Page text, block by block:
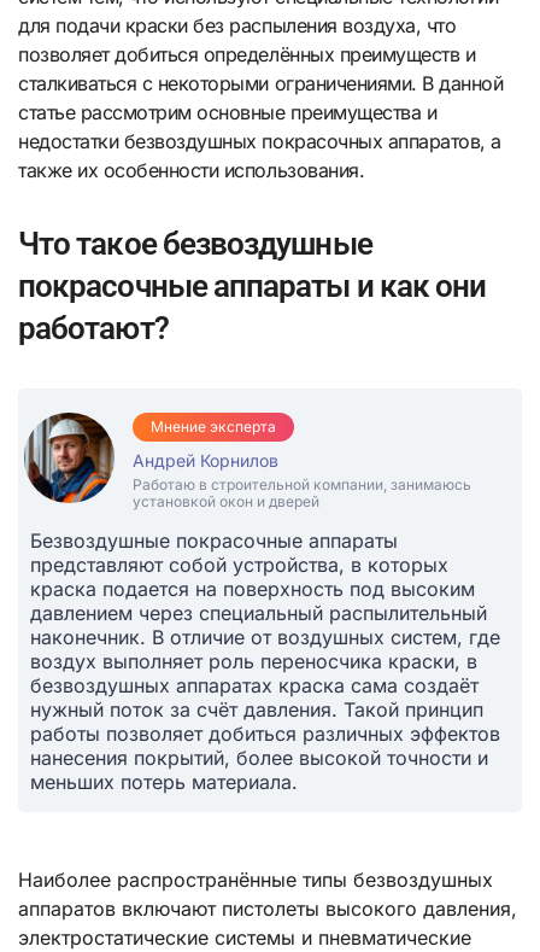
для подачи краски без распыления воздуха, что
позволяет добиться определённых преимуществ и
сталкиваться с некоторыми ограничениями. В данной
статье рассмотрим основные преимущества и
недостатки безвоздушных покрасочных аппаратов, а
также их особенности использования.
Что такое безвоздушные
покрасочные аппараты и как они
работают?
Мнение эксперта
Андрей Корнилов
Работаю в строительной компании, занимаюсь
установкой окон и дверей
Безвоздушные покрасочные аппараты
представляют собой устройства, в которых
краска подается на поверхность под высоким
давлением через специальный распылительный
наконечник. В отличие от воздушных систем, где
воздух выполняет роль переносчика краски, в
безвоздушных аппаратах краска сама создаёт
нужный поток за счёт давления. Такой принцип
работы позволяет добиться различных эффектов
нанесения покрытий, более высокой точности и
меньших потерь материала.
Наиболее распространённые типы безвоздушных
аппаратов включают пистолеты высокого давления,
электростатические системы и пневматические